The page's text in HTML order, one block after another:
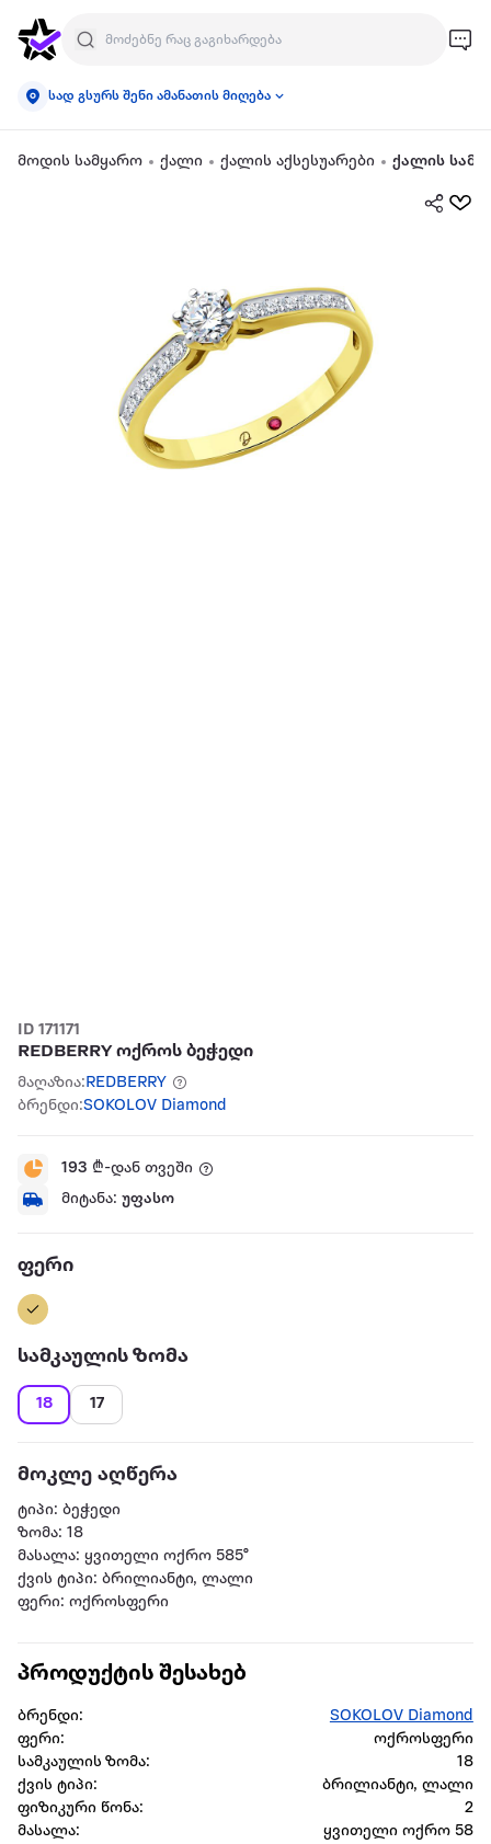
სად გსურს შენი ამანათის მიღება
მოდის სამყარო ქალი ქალის აქსესუარები ქალის
ID 171171
REDBERRY ოქროს ბეჭედი
მაღაზია: REDBERRY
ბრენდი:SOKOLOV Diamond
193 ₾-დან თვეში
მიტანა: უფასო
ფერი
სამკაულის ზომა
18 17
მოკლე აღწერა
ტიპი: ბეჭედი
ზომა: 18
მასალა: ყვითელი ოქრო 585°
ქვის ტიპი: ბრილიანტი, ლალი
ფერი: ოქროსფერი
პროდუქტის შესახებ
ბრენდი:
SOKOLOV Diamond
ფერი:
ოქროსფერი
სამკაულის ზომა:
18
ქვის ტიპი:
ბრილიანტი, ლალი
ფიზიკური წონა:
2
მასალა:
ყვითელი ოქრო 58